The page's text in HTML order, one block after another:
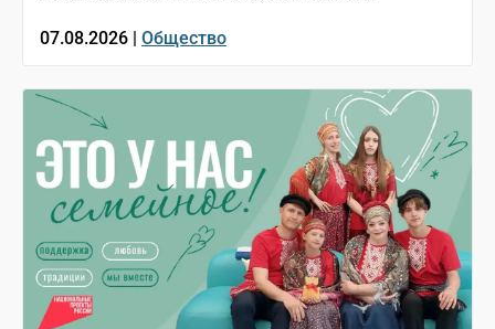
07.08.2026 | Общество